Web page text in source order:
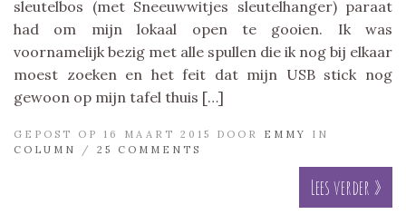
sleutelbos (met Sneeuwwitjes sleutelhanger) paraat
had om mijn lokaal open te gooien. Ik was
voornamelijk bezig met alle spullen die ik nog bij elkaar
moest zoeken en het feit dat mijn USB stick nog
gewoon op mijn tafel thuis […]
GEPOST OP 16 MAART 2015 DOOR EMMY
IN
COLUMN
/ 25 COMMENTS
Lees verder »